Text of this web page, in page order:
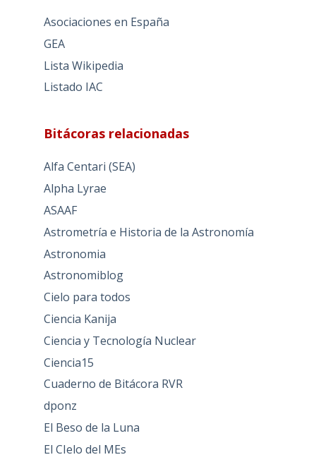
Asociaciones en España
GEA
Lista Wikipedia
Listado IAC
Bitácoras relacionadas
Alfa Centari (SEA)
Alpha Lyrae
ASAAF
Astrometría e Historia de la Astronomía
Astronomia
Astronomiblog
Cielo para todos
Ciencia Kanija
Ciencia y Tecnología Nuclear
Ciencia15
Cuaderno de Bitácora RVR
dponz
El Beso de la Luna
El CIelo del MEs